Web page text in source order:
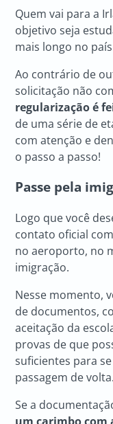
Quem vai para a
objetivo seja
mais longo no
Ao contrário de
solicitação não
regularização é
de uma série de
com atenção e
o passo a passo!
Passe pela
Logo que você
contato oficial
no aeroporto, no
imigração.
Nesse momento,
de documentos,
aceitação da
provas de que
suficientes para
passagem de volta.
Se a